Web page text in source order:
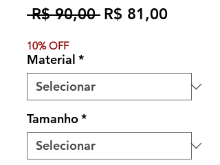
R$ 90,00 Preço
R$ 81,00Preço
10% OFF
Material *
Tamanho*